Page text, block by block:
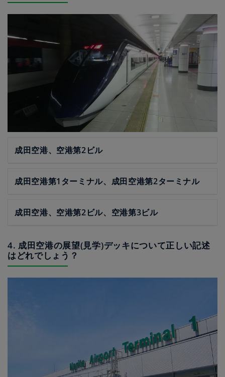
成田空港、空港第2ビル
成田空港第1ターミナル、成田空港第2ターミナル
成田空港、空港第2ビル、空港第3ビル
4. 成田空港の展望(見学)デッキについて正しい記述
はどれでしょう？